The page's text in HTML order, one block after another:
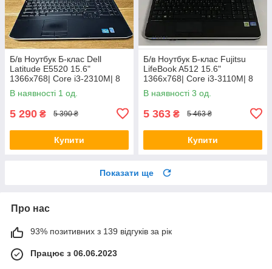
Б/в Ноутбук Б-клас Dell
Latitude E5520 15.6"
1366x768| Core i3-2310M| 8
GB RAM| 128 GB SSD| HD
3000
В наявності 1 од.
5 290 ₴ 5 390 ₴
Купити
Б/в Ноутбук Б-клас Fujitsu
LifeBook A512 15.6"
1366x768| Core i3-3110M| 8
GB RAM| 320 GB HDD| HD
4000
В наявності 3 од.
5 363 ₴ 5 463 ₴
Купити
Показати ще
Про нас
93% позитивних з 139 відгуків за рік
Працює з 06.06.2023